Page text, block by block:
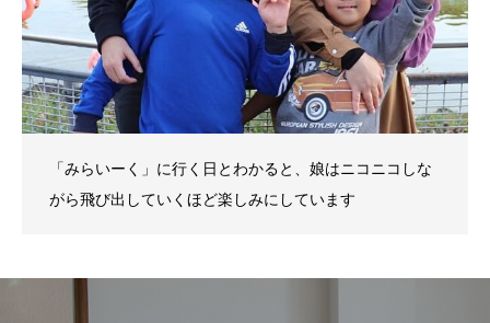
「みらいーく」に行く日とわかると、娘はニコニコしな
がら飛び出していくほど楽しみにしています